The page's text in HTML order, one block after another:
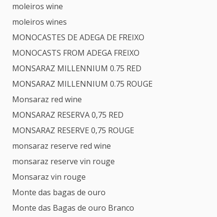
moleiros wine
moleiros wines
MONOCASTES DE ADEGA DE FREIXO
MONOCASTS FROM ADEGA FREIXO
MONSARAZ MILLENNIUM 0.75 RED
MONSARAZ MILLENNIUM 0.75 ROUGE
Monsaraz red wine
MONSARAZ RESERVA 0,75 RED
MONSARAZ RESERVE 0,75 ROUGE
monsaraz reserve red wine
monsaraz reserve vin rouge
Monsaraz vin rouge
Monte das bagas de ouro
Monte das Bagas de ouro Branco